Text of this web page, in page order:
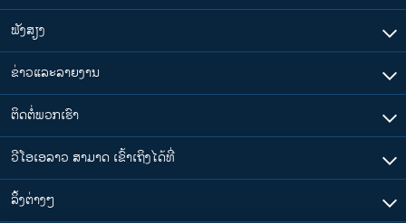
ຟັງສຽງ
ຂ່າວແລະລາຍງານ
ຕິດຕໍ່ພວກເຮົາ
ວີໂອເອລາວ ສາມາດ ເຂົ້າເຖິງໄດ້ທີ່
​ລິ້ງ​ຕ່າງໆ